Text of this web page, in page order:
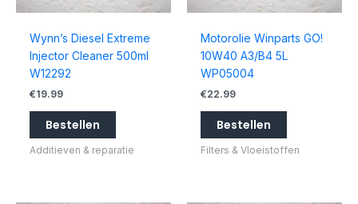
Wynn’s Diesel Extreme
Injector Cleaner 500ml
W12292
€19.99
Bestellen
Additieven & reparatie
Motorolie Winparts GO!
10W40 A3/B4 5L
WP05004
€22.99
Bestellen
Filters & Vloeistoffen